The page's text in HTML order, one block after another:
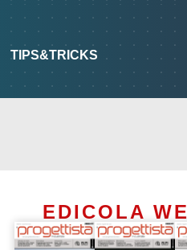
DI PROGETTAZIONE
TIPS&TRICKS
EDICOLA